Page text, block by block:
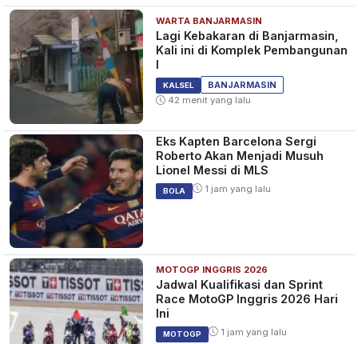
WARTA BANJARMASIN
Lagi Kebakaran di Banjarmasin,
Kali ini di Komplek Pembangunan
I
KALSEL
BANJARMASIN
42 menit yang lalu
Eks Kapten Barcelona Sergi
Roberto Akan Menjadi Musuh
Lionel Messi di MLS
BOLA 1 jam yang lalu
MOTOGP INGGRIS 2026
Jadwal Kualifikasi dan Sprint
Race MotoGP Inggris 2026 Hari
Ini
MOTOGP 1 jam yang lalu